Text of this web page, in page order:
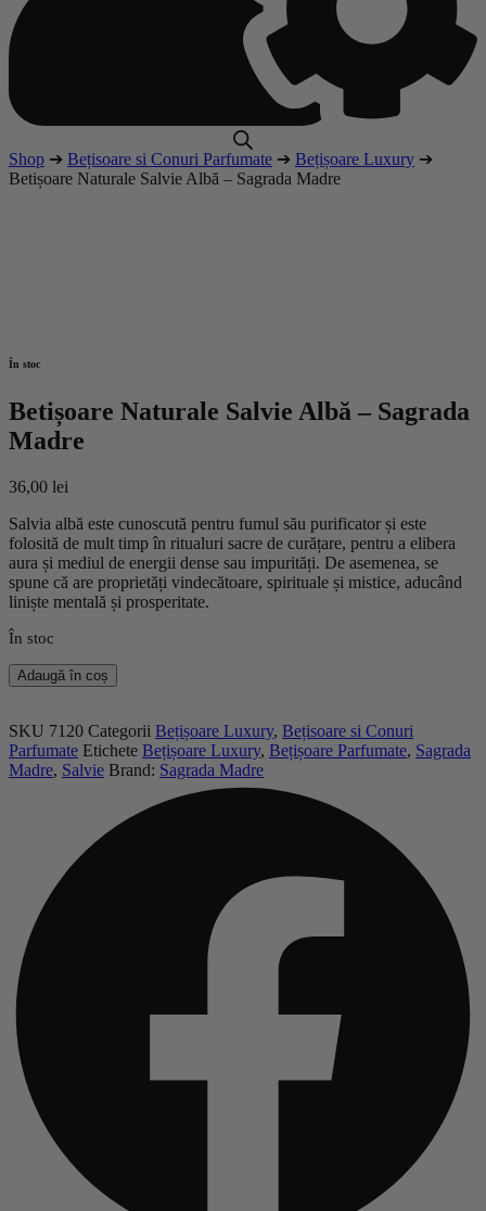
Shop ➔ Bețisoare si Conuri Parfumate ➔ Bețișoare Luxury ➔
Betișoare Naturale Salvie Albă – Sagrada Madre
În stoc
Betișoare Naturale Salvie Albă – Sagrada
Madre
36,00 lei
Salvia albă este cunoscută pentru fumul său purificator și este
folosită de mult timp în ritualuri sacre de curățare, pentru a elibera
aura și mediul de energii dense sau impurități. De asemenea, se
spune că are proprietăți vindecătoare, spirituale și mistice, aducând
liniște mentală și prosperitate.
În stoc
Cantitate
Betișoare
Salvie
Albă
–
Adaugă în coș
SKU 7120 Categorii Bețișoare Luxury, Bețisoare si Conuri
Parfumate Etichete Bețișoare Luxury, Bețișoare Parfumate, Sagrada
Madre, Salvie Brand: Sagrada Madre